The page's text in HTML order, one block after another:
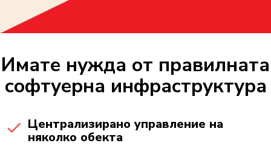
Имате нужда от правилната
софтуерна инфраструктура
Централизирано управление на
няколко обекта